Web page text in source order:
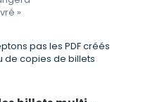
»
pas les PDF créés
de copies de billets